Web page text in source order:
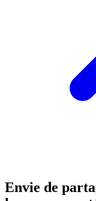
Envie de